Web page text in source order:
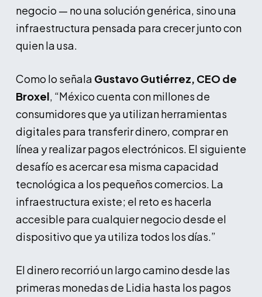
negocio — no una solución genérica, sino una
infraestructura pensada para crecer junto con
quien la usa.
Como lo señala Gustavo Gutiérrez, CEO de
Broxel, “México cuenta con millones de
consumidores que ya utilizan herramientas
digitales para transferir dinero, comprar en
línea y realizar pagos electrónicos. El siguiente
desafío es acercar esa misma capacidad
tecnológica a los pequeños comercios. La
infraestructura existe; el reto es hacerla
accesible para cualquier negocio desde el
dispositivo que ya utiliza todos los días.”
El dinero recorrió un largo camino desde las
primeras monedas de Lidia hasta los pagos